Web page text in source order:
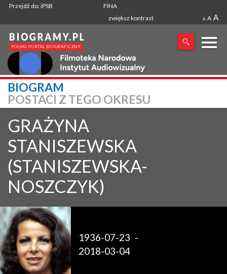
Przejdź do: iPSB
FINA
zwiększ kontrast
A A A
X
SZUKANA FRAZA
BIOGRAM
POSTACI Z TEGO OKRESU
GRAŻYNA
STANISZEWSKA
(STANISZEWSKA-
NOSZCZYK)
1936-07-23 -
2018-03-04